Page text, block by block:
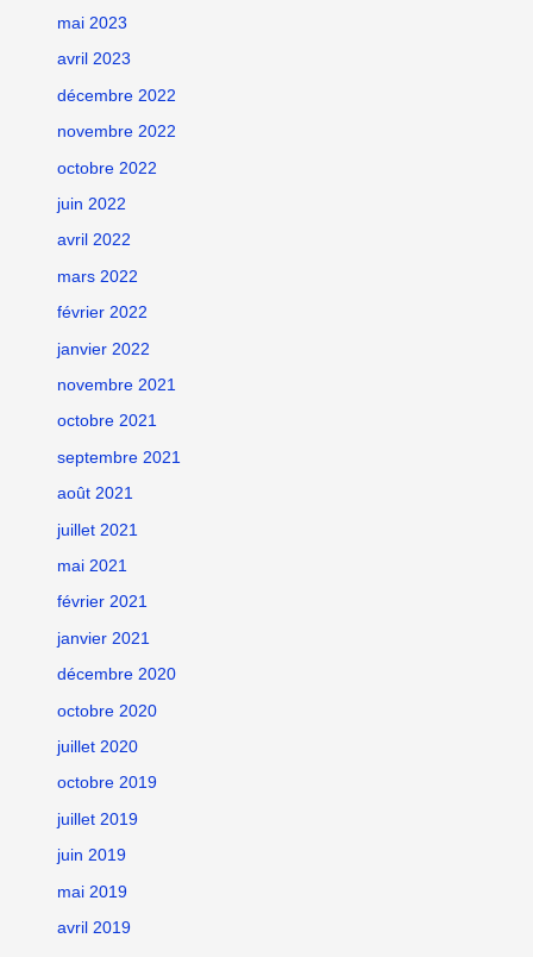
mai 2023
avril 2023
décembre 2022
novembre 2022
octobre 2022
juin 2022
avril 2022
mars 2022
février 2022
janvier 2022
novembre 2021
octobre 2021
septembre 2021
août 2021
juillet 2021
mai 2021
février 2021
janvier 2021
décembre 2020
octobre 2020
juillet 2020
octobre 2019
juillet 2019
juin 2019
mai 2019
avril 2019